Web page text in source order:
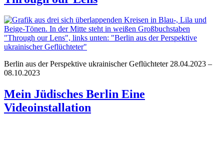
Berlin aus der Perspektive ukrainischer Geflüchteter 28.04.2023 –
08.10.2023
Mein Jüdisches Berlin Eine
Videoinstallation